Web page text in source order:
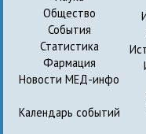
Общество
События
Статистика
Фармация
Новости МЕД-инфо
Календарь событий